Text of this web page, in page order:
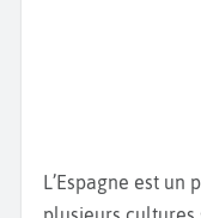
marchés
L’Espagne est un